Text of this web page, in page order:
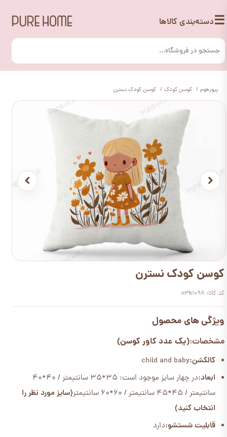
☰دسته‌بندی کالاها
پیورهوم کوسن کودک کوسن کودک نسترن
کوسن کودک نسترن
کد کالا: n3k1098
ویژگی های محصول
مشخصات:(یک عدد کاور کوسن)
کالکشن:child and baby
ابعاد:
در چهار سایز موجود است: 35*35 سانتیمتر / 40*40
سانتیمتر / 45*45 سانتیمتر / 60*60 سانتیمتر
(سایز مورد نظر را
انتخاب کنید)
قابلیت شستشو:دارد